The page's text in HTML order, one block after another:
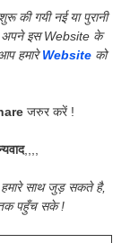
की गयी नई या पुरानी
अपने इस Website के
आप हमारेWebsiteको
जरुर करें !
,,,,
साथ जुड़ सकते है,
तक पहुँच सके !